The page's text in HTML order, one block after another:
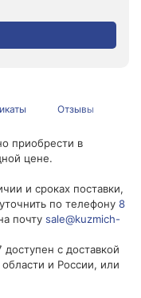
Отзывы
приобрести в
цене.
и сроках поставки,
по телефону 8
почту sale@kuzmich-
с доставкой
и России, или